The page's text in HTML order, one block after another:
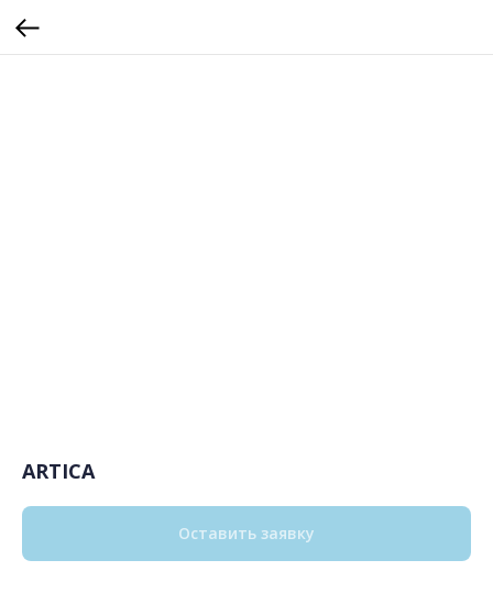
ARTICA
Оставить заявку